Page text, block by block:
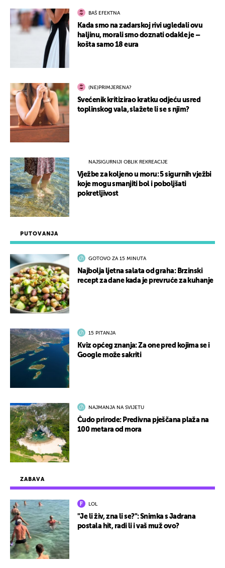
ZABAVA
LOL
"Je li živ, zna li se?": Snimka s Jadrana
postala hit, radi li i vaš muž ovo?
PUTOVANJA
GOTOVO ZA 15 MINUTA
Najbolja ljetna salata od graha: Brzinski
recept za dane kada je prevruće za kuhanje
15 PITANJA
Kviz općeg znanja: Za one pred kojima se i
Google može sakriti
NAJMANJA NA SVIJETU
Čudo prirode: Predivna pješčana plaža na
100 metara od mora
BAŠ EFEKTNA
Kada smo na zadarskoj rivi ugledali ovu
haljinu, morali smo doznati odakle je –
košta samo 18 eura
(NE)PRIMJERENA?
Svećenik kritizirao kratku odjeću usred
toplinskog vala, slažete li se s njim?
NAJSIGURNIJI OBLIK REKREACIJE
Vježbe za koljeno u moru: 5 sigurnih vježbi
koje mogu smanjiti bol i poboljšati
pokretljivost